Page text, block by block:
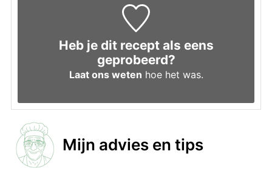
Heb je dit recept als eens
geprobeerd?
Laat ons weten hoe het was.
Mijn advies en tips